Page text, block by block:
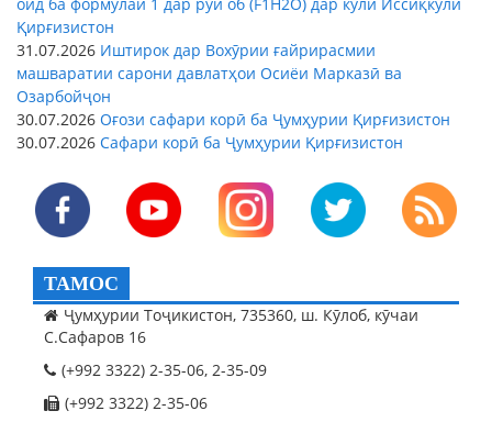
Қирғизистон
31.07.2026 Иштирок дар Вохӯрии ғайрирасмии
машваратии сарони давлатҳои Осиёи Марказӣ ва
Озарбойҷон
30.07.2026 Оғози сафари корӣ ба Ҷумҳурии Қирғизистон
30.07.2026 Сафари корӣ ба Ҷумҳурии Қирғизистон
ТАМОС
Ҷумҳурии Тоҷикистон, 735360, ш. Кӯлоб, кӯчаи
С.Сафаров 16
(+992 3322) 2-35-06, 2-35-09
(+992 3322) 2-35-06